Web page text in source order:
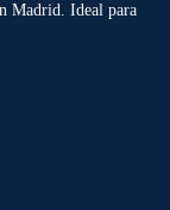
Madrid. Ideal para